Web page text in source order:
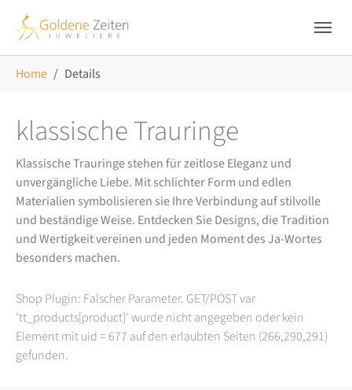
Home Details
klassische Trauringe
Klassische Trauringe stehen für zeitlose Eleganz und
unvergängliche Liebe. Mit schlichter Form und edlen
Materialien symbolisieren sie Ihre Verbindung auf stilvolle
und beständige Weise. Entdecken Sie Designs, die Tradition
und Wertigkeit vereinen und jeden Moment des Ja-Wortes
besonders machen.
Shop Plugin: Falscher Parameter. GET/POST var
'tt_products[product]' wurde nicht angegeben oder kein
Element mit uid = 677 auf den erlaubten Seiten (266,290,291)
gefunden.